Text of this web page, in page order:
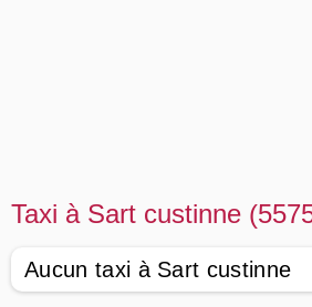
Taxi à Sart custinne
Aucun taxi à Sart custinne